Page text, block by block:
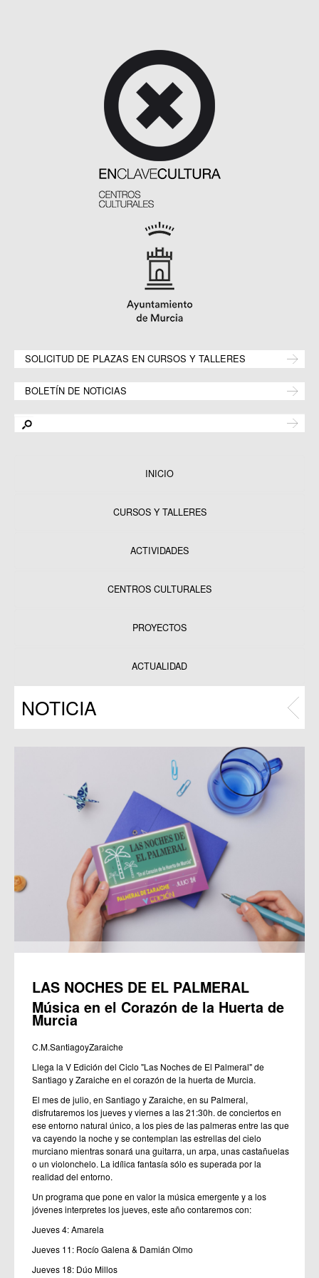
SOLICITUD DE PLAZAS EN CURSOS Y TALLERES
BOLETÍN DE NOTICIAS
INICIO
CURSOS Y TALLERES
ACTIVIDADES
CENTROS CULTURALES
PROYECTOS
Programas
ACTUALIDAD
NOTICIA
LAS NOCHES DE EL PALMERAL
Música en el Corazón de la Huerta de
Murcia
C.M.SantiagoyZaraiche
Llega la V Edición del Ciclo "Las Noches de El Palmeral" de
Santiago y Zaraiche en el corazón de la huerta de Murcia.
El mes de julio, en Santiago y Zaraiche, en su Palmeral,
disfrutaremos los jueves y viernes a las 21:30h. de conciertos en
ese entorno natural único, a los pies de las palmeras entre las que
va cayendo la noche y se contemplan las estrellas del cielo
murciano mientras sonará una guitarra, un arpa, unas castañuelas
o un violonchelo. La idílica fantasía sólo es superada por la
realidad del entorno.
Un programa que pone en valor la música emergente y a los
jóvenes interpretes los jueves, este año contaremos con:
Jueves 4: Amarela
Jueves 11: Rocío Galena & Damián Olmo
Jueves 18: Dúo Millos